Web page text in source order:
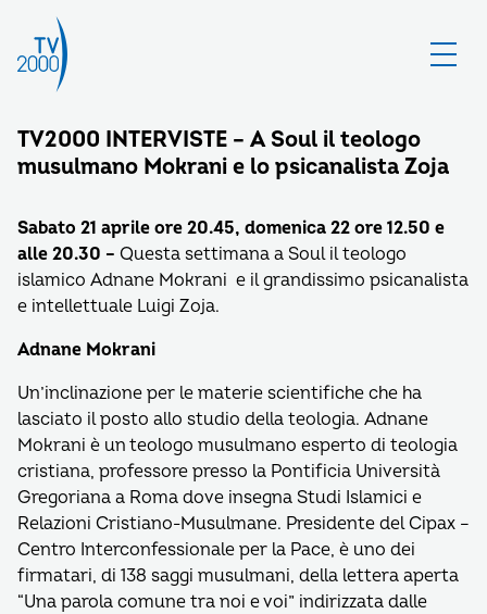
TV2000 INTERVISTE – A Soul il teologo
musulmano Mokrani e lo psicanalista Zoja
Sabato 21 aprile ore 20.45, domenica 22 ore 12.50 e
alle 20.30 – Questa settimana a Soul il teologo
islamico Adnane Mokrani e il grandissimo psicanalista
e intellettuale Luigi Zoja.
Adnane Mokrani
Un’inclinazione per le materie scientifiche che ha
lasciato il posto allo studio della teologia. Adnane
Mokrani è un teologo musulmano esperto di teologia
cristiana, professore presso la Pontificia Università
Gregoriana a Roma dove insegna Studi Islamici e
Relazioni Cristiano-Musulmane. Presidente del Cipax –
Centro Interconfessionale per la Pace, è uno dei
firmatari, di 138 saggi musulmani, della lettera aperta
“Una parola comune tra noi e voi” indirizzata dalle